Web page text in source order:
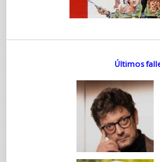
Últimos